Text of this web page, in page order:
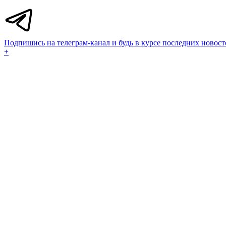
Подпишись на телеграм-канал и будь в курсе последних
+